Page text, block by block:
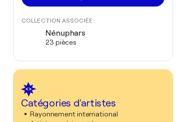
COLLECTION ASSOCIÉE
Nénuphars
23 pièces
Catégories d'artistes
Rayonnement international